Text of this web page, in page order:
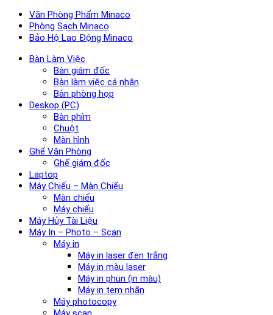
Văn Phòng Phẩm Minaco
Phòng Sạch Minaco
Bảo Hộ Lao Động Minaco
Bàn Làm Việc
Bàn giám đốc
Bàn làm việc cá nhân
Bàn phòng họp
Deskop (PC)
Bàn phím
Chuột
Màn hình
Ghế Văn Phòng
Ghế giám đốc
Laptop
Máy Chiếu – Màn Chiếu
Màn chiếu
Máy chiếu
Máy Hủy Tài Liệu
Máy In – Photo – Scan
Máy in
Máy in laser đen trắng
Máy in màu laser
Máy in phun (in màu)
Máy in tem nhãn
Máy photocopy